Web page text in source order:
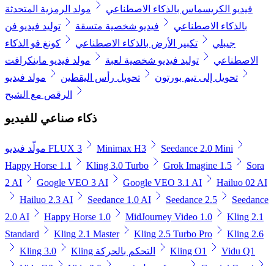
فيديو الكريسماس بالذكاء الاصطناعي
مولد الرمزية المتحدثة
بالذكاء الاصطناعي
فيديو شخصية متسقة
توليد فيديو فن
جيبلي
تكبير الأرض بالذكاء الاصطناعي
كونغ فو الذكاء
الاصطناعي
توليد فيديو شخصية لعبة
مولد فيديو ماينكرافت
تحويل إلى تيم بورتون
تحويل رأس اليقطين
مولد فيديو
الرقص مع الشبح
ذكاء صناعي للفيديو
مولّد فيديو FLUX 3 Minimax H3
Seedance 2.0 Mini
Happy Horse 1.1
Kling 3.0 Turbo Grok Imagine 1.5
Sora
2 AI
Google VEO 3 AI Google VEO 3.1 AI
Hailuo 02 AI
Hailuo 2.3 AI
Seedance 1.0 AI Seedance 2.5
Seedance
2.0 AI
Happy Horse 1.0 MidJourney Video 1.0
Kling 2.1
Standard
Kling 2.1 Master Kling 2.5 Turbo Pro
Kling 2.6
Kling 3.0
Kling التحكم بالحركة Kling O1
Vidu Q1